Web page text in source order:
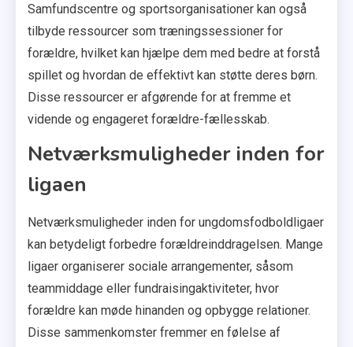
Samfundscentre og sportsorganisationer kan også
tilbyde ressourcer som træningssessioner for
forældre, hvilket kan hjælpe dem med bedre at forstå
spillet og hvordan de effektivt kan støtte deres børn.
Disse ressourcer er afgørende for at fremme et
vidende og engageret forældre-fællesskab.
Netværksmuligheder inden for
ligaen
Netværksmuligheder inden for ungdomsfodboldligaer
kan betydeligt forbedre forældreinddragelsen. Mange
ligaer organiserer sociale arrangementer, såsom
teammiddage eller fundraisingaktiviteter, hvor
forældre kan møde hinanden og opbygge relationer.
Disse sammenkomster fremmer en følelse af